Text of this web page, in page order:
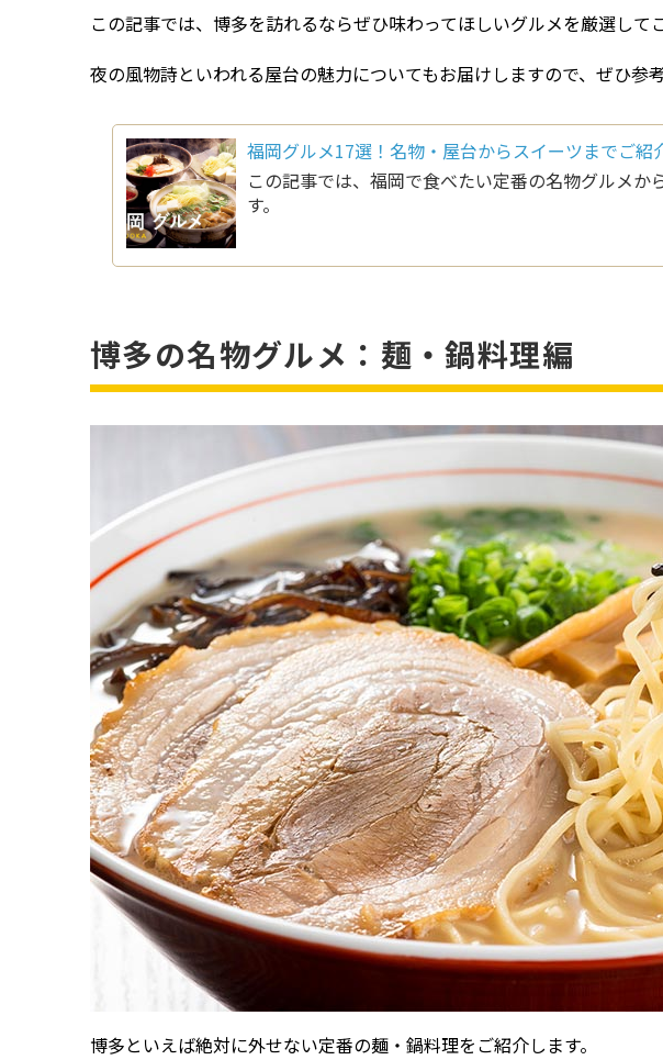
この記事では、博多を訪れるならぜひ味わってほしいグルメを厳選して
夜の風物詩といわれる屋台の魅力についてもお届けしますので、ぜひ参
福岡グルメ17選！名物・屋台からスイーツまでご紹
この記事では、福岡で食べたい定番の名物グルメか
す。
博多の名物グルメ：麺・鍋料理編
博多といえば絶対に外せない定番の麺・鍋料理をご紹介します。